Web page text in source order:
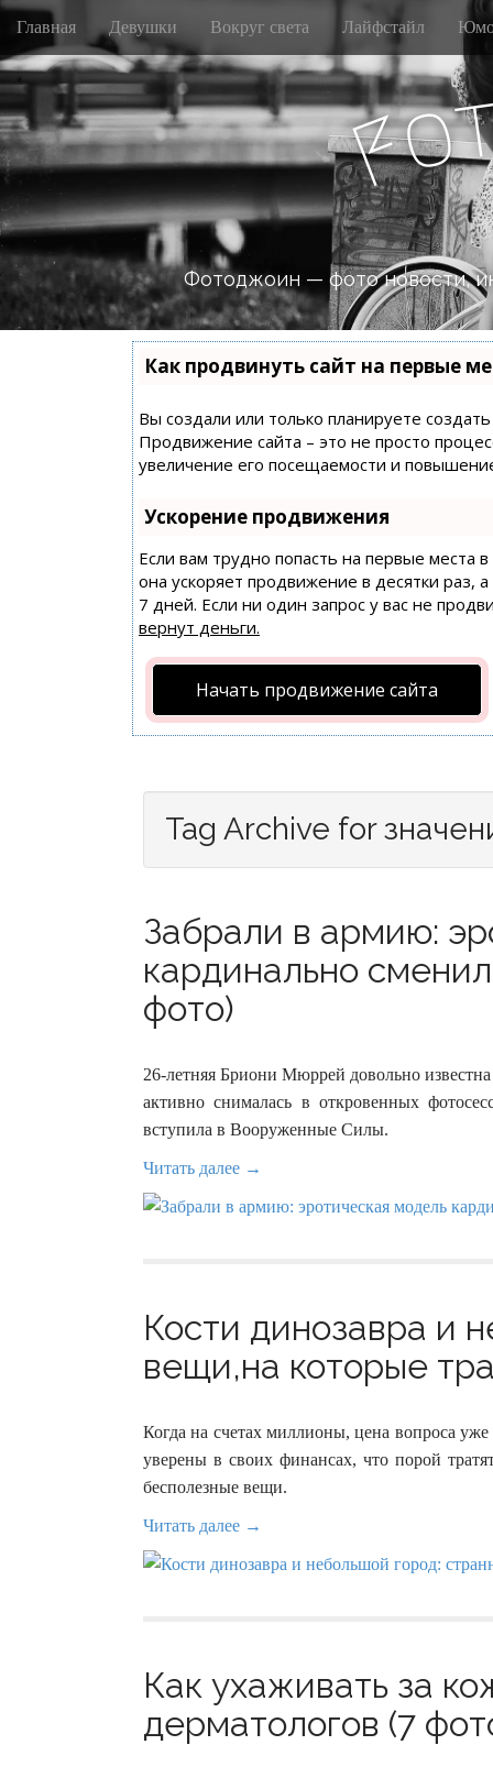
M
i
n
m
e
n
u
S
i
p
t
o
c
o
n
t
e
Главная Девушки Вокруг света Лайфстайл
Fo
Фотоджоин — фото новости,
Как продвинуть сайт на первые
Вы создали или только планируете
Продвижение сайта – это не просто
увеличение его посещаемости и
Ускорение продвижения
Если вам трудно попасть на первые места
она ускоряет продвижение в десятки раз,
7 дней. Если ни один запрос у вас не
вернут деньги.
Начать продвижение сайта
Tag Archive for
Забрали в армию:
кардинально
фото)
26-летняя Бриони Мюррей довольно
активно снималась в откровенных
вступила в Вооруженные Силы.
Читать далее →
Кости динозавра и
вещи,на которые
Когда на счетах миллионы, цена вопроса
уверены в своих финансах, что порой
бесполезные вещи.
Читать далее →
Как ухаживать за
дерматологов (7